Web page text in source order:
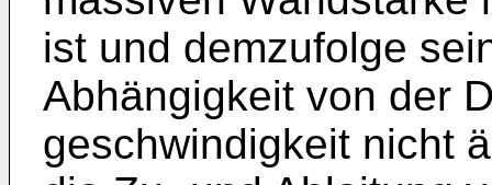
ist und demzufolge
Abhängigkeit von der
geschwindigkeit nicht